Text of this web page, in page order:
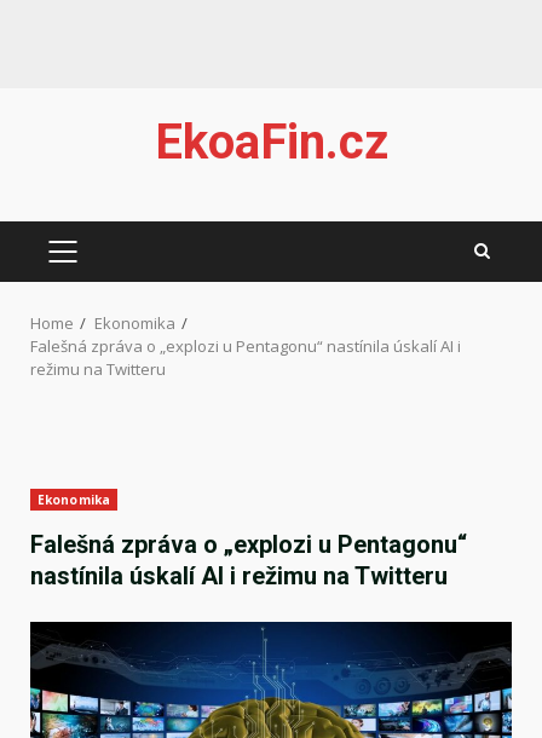
EkoaFin.cz
PRIMARY
Home
Ekonomika
Falešná zpráva o „explozi u Pentagonu“ nastínila úskalí AI i
režimu na Twitteru
Ekonomika
Falešná zpráva o „explozi u Pentagonu“
nastínila úskalí AI i režimu na Twitteru